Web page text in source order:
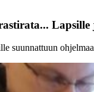
suunnattuun